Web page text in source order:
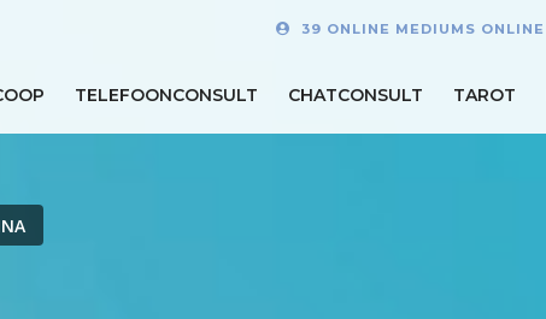
39 ONLINE MEDIUMS ONLINE
TELEFOONCONSULT CHATCONSULT TAROT